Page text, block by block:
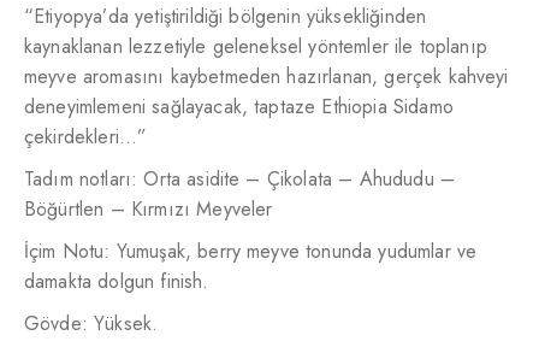
“Etiyopya’da yetiştirildiği bölgenin yüksekliğinden
kaynaklanan lezzetiyle geleneksel yöntemler ile toplanıp
meyve aromasını kaybetmeden hazırlanan, gerçek kahveyi
deneyimlemeni sağlayacak, taptaze Ethiopia Sidamo
çekirdekleri…”
Tadım notları: Orta asidite – Çikolata – Ahududu –
Böğürtlen – Kırmızı Meyveler
İçim Notu: Yumuşak, berry meyve tonunda yudumlar ve
damakta dolgun finish.
Gövde: Yüksek.